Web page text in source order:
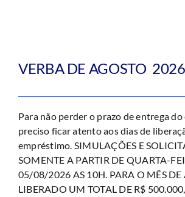
VERBA DE AGOSTO 2026
Para não perder o prazo de entrega
preciso ficar atento aos dias de
empréstimo. SIMULAÇÕES E
SOMENTE A PARTIR DE QUARTA-
05/08/2026 AS 10H. PARA O MÊS DE
LIBERADO UM TOTAL DE R$